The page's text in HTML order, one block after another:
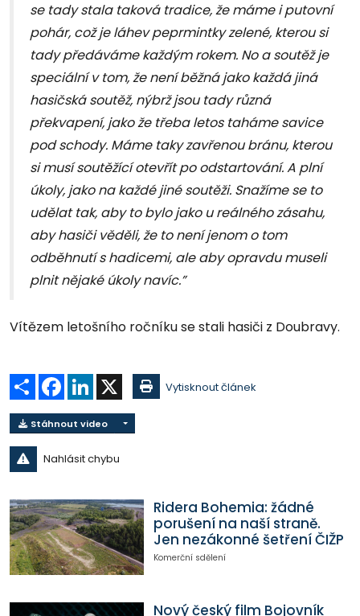
se tady stala taková tradice, že máme i putovní
pohár, což je láhev peprmintky zelené, kterou si
tady předáváme každým rokem. No a soutěž je
speciální v tom, že není běžná jako každá jiná
hasičská soutěž, nýbrž jsou tady různá
překvapení, jako že třeba letos taháme savice
pod schody. Máme taky zavřenou bránu, kterou
si musí soutěžící otevřít po odstartování. A plní
úkoly, jako na každé jiné soutěži. Snažíme se to
udělat tak, aby to bylo jako u reálného zásahu,
aby hasiči věděli, že to není jenom o tom
odběhnutí s hadicemi, ale aby opravdu museli
plnit nějaké úkoly navíc.”
Vítězem letošního ročníku se stali hasiči z Doubravy.
Sdílet Facebook
LinkedIn Vytisknout článek
Stáhnout video
Nahlásit chybu
Ridera Bohemia: žádné
porušení na naší straně.
Jen nezákonné šetření ČIŽP
Komerční sdělení
Nový český film Bojovník